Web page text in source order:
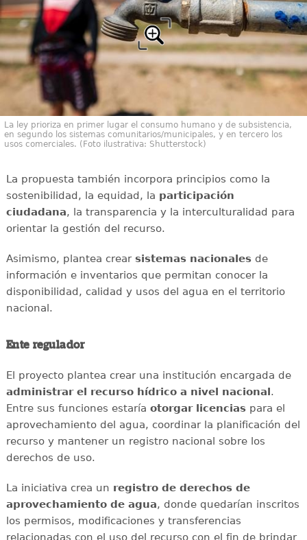
La ley prioriza en primer lugar el consumo humano y de subsistencia,
en segundo los sistemas comunitarios/municipales, y en tercero los
usos comerciales. (Foto ilustrativa: Shutterstock)
La propuesta también incorpora principios como la
sostenibilidad, la equidad, la participación
ciudadana, la transparencia y la interculturalidad para
orientar la gestión del recurso.
Asimismo, plantea crear sistemas nacionalesde
información e inventarios que permitan conocer la
disponibilidad, calidad y usos del agua en el territorio
nacional.
Ente regulador
El proyecto plantea crear una institución encargada de
administrar el recurso hídrico a nivel nacional.
Entre sus funciones estaría otorgar licenciaspara el
aprovechamiento del agua, coordinar la planificación del
recurso y mantener un registro nacional sobre los
derechos de uso.
La iniciativa crea un registro de derechos de
aprovechamiento de agua, donde quedarían inscritos
los permisos, modificaciones y transferencias
relacionadas con el uso del recurso con el fin de brindar